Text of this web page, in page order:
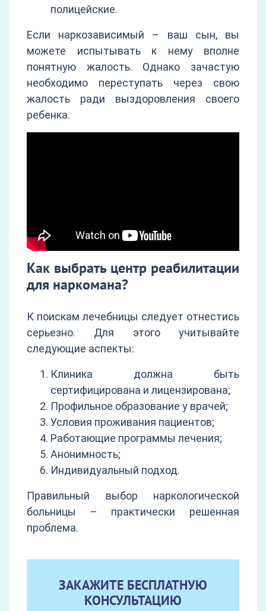
полицейские.
Если наркозависимый – ваш сын, вы
можете испытывать к нему вполне
понятную жалость. Однако зачастую
необходимо переступать через свою
жалость ради выздоровления своего
ребенка.
Как выбрать центр реабилитации
для наркомана?
К поискам лечебницы следует отнестись
серьезно. Для этого учитывайте
следующие аспекты:
Клиника должна быть
сертифицирована и лицензирована;
Профильное образование у врачей;
Условия проживания пациентов;
Работающие программы лечения;
Анонимность;
Индивидуальный подход.
Правильный выбор наркологической
больницы – практически решенная
проблема.
ЗАКАЖИТЕ БЕСПЛАТНУЮ
КОНСУЛЬТАЦИЮ